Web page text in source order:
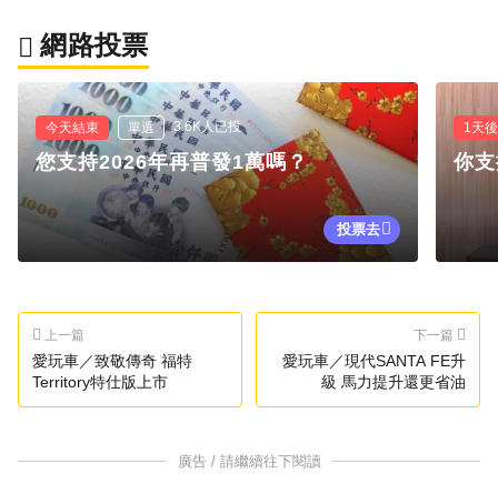
網路投票
今天結束 單選 3.6K人已投
您支持2026年再普發1萬嗎？
投票去
1天
你
上一篇
愛玩車／致敬傳奇 福特
Territory特仕版上市
下一篇
愛玩車／現代SANTA FE升
級 馬力提升還更省油
廣告 / 請繼續往下閱讀